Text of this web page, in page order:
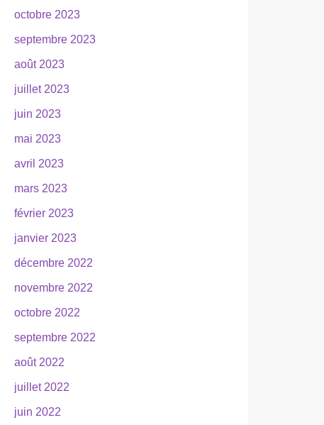
octobre 2023
septembre 2023
août 2023
juillet 2023
juin 2023
mai 2023
avril 2023
mars 2023
février 2023
janvier 2023
décembre 2022
novembre 2022
octobre 2022
septembre 2022
août 2022
juillet 2022
juin 2022